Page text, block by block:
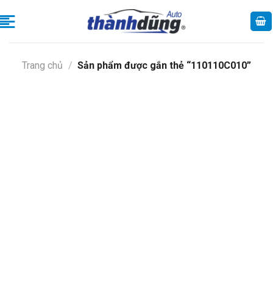
to
Trang chủ / Sản phẩm được gắn thẻ “110110C010”